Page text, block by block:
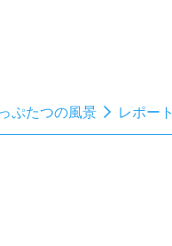
ぷたつの風景 レポー